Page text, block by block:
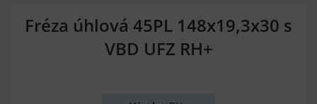
Fréza úhlová 45PL 148x19,3x30 s
VBD UFZ RH+